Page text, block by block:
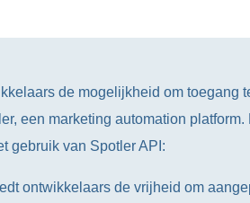
de mogelijkheid om toegang
een marketing automation platform.
gebruik van Spotler API:
ontwikkelaars de vrijheid om